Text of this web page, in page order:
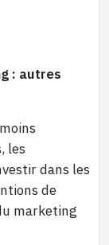
: autres
les
dans les
de
marketing